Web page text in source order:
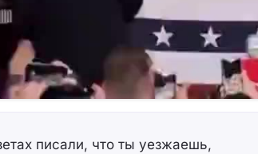
писали, что ты уезжаешь,